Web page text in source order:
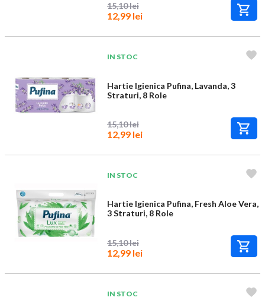
15,10 lei
12,99 lei
IN STOC
Hartie Igienica Pufina, Lavanda, 3
Straturi, 8 Role
15,10 lei
12,99 lei
IN STOC
Hartie Igienica Pufina, Fresh Aloe Vera,
3 Straturi, 8 Role
15,10 lei
12,99 lei
IN STOC